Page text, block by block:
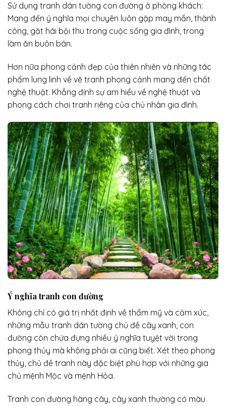
Sử dụng tranh dán tường con đường ở phòng khách:
Mang đến ý nghĩa mọi chuyên luôn gặp may mắn, thành
công, gặt hái bội thu trong cuộc sống gia đình, trong
làm ăn buôn bán.
Hơn nữa phong cảnh đẹp của thiên nhiên và những tác
phẩm lung linh về vẽ tranh phong cảnh mang đến chất
nghệ thuật. Khẳng định sự am hiểu về nghệ thuật và
phong cách chơi tranh riêng của chủ nhân gia đình.
Ý nghĩa tranh con đường
Không chỉ có giá trị nhất định về thẩm mỹ và cảm xúc,
những mẫu tranh dán tường chủ đề cây xanh, con
đường còn chứa đựng nhiều ý nghĩa tuyệt vời trong
phong thủy mà không phải ai cũng biết. Xét theo phong
thủy, chủ đề tranh này đặc biệt phù hợp với những gia
chủ mệnh Mộc và mệnh Hỏa.
Tranh con đường hàng cây, cây xanh thường có màu